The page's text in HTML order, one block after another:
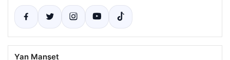
Yan Manşet